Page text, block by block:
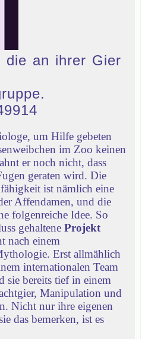
die an ihrer Gier
um Hilfe gebeten
im Zoo keinen
er noch nicht, dass
geraten wird. Die
ist nämlich eine
Affendamen, und die
folgenreiche Idee. So
gehaltene Projekt
nach einem
Erst allmählich
internationalen Team
sie bereits tief in einem
Manipulation und
Nicht nur ihre eigenen
das bemerken, ist es